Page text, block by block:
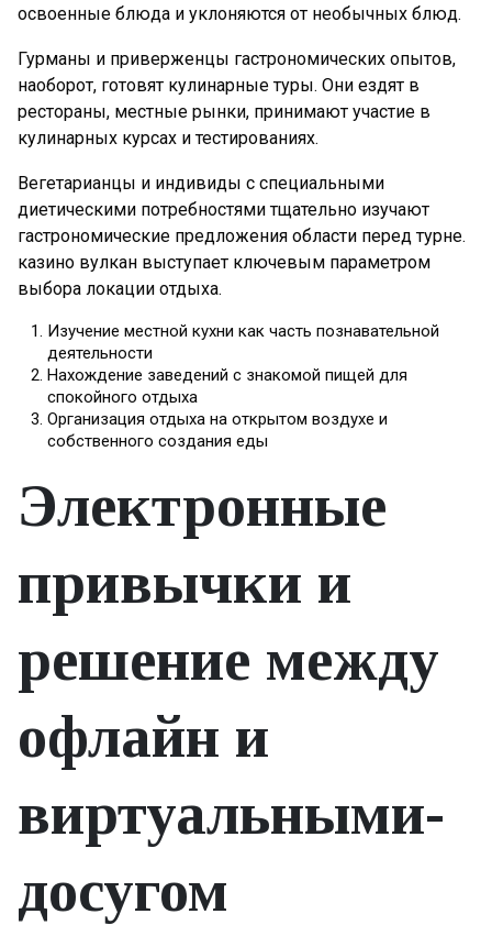
освоенные блюда и уклоняются от необычных блюд.
Гурманы и приверженцы гастрономических опытов,
наоборот, готовят кулинарные туры. Они ездят в
рестораны, местные рынки, принимают участие в
кулинарных курсах и тестированиях.
Вегетарианцы и индивиды с специальными
диетическими потребностями тщательно изучают
гастрономические предложения области перед турне.
казино вулкан выступает ключевым параметром
выбора локации отдыха.
Изучение местной кухни как часть познавательной
деятельности
Нахождение заведений с знакомой пищей для
спокойного отдыха
Организация отдыха на открытом воздухе и
собственного создания еды
Электронные
привычки и
решение между
офлайн и
виртуальными-
досугом